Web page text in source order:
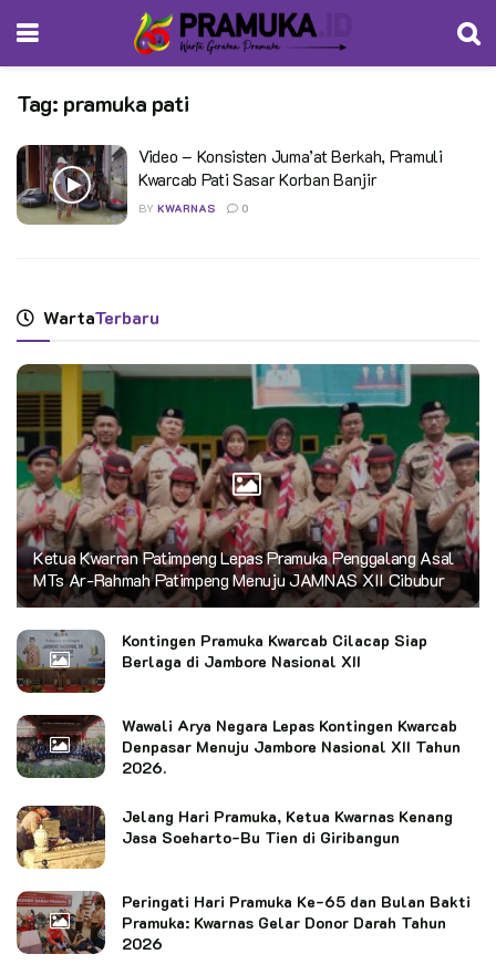
Tag: pramuka pati
Video – Konsisten Juma’at Berkah, Pramuli
Kwarcab Pati Sasar Korban Banjir
BY KWARNAS 0
WartaTerbaru
Ketua Kwarran Patimpeng Lepas Pramuka Penggalang Asal
MTs Ar-Rahmah Patimpeng Menuju JAMNAS XII Cibubur
Kontingen Pramuka Kwarcab Cilacap Siap
Berlaga di Jambore Nasional XII
Wawali Arya Negara Lepas Kontingen Kwarcab
Denpasar Menuju Jambore Nasional XII Tahun
2026.
Jelang Hari Pramuka, Ketua Kwarnas Kenang
Jasa Soeharto-Bu Tien di Giribangun
Peringati Hari Pramuka Ke-65 dan Bulan Bakti
Pramuka: Kwarnas Gelar Donor Darah Tahun
2026